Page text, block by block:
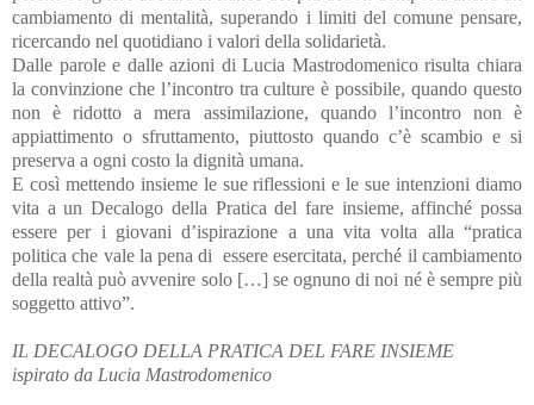
cambiamento di mentalità, superando i limiti del comune pensare,
ricercando nel quotidiano i valori della solidarietà.
Dalle parole e dalle azioni di Lucia Mastrodomenico risulta chiara
la convinzione che l’incontro tra culture è possibile, quando questo
non è ridotto a mera assimilazione, quando l’incontro non è
appiattimento o sfruttamento, piuttosto quando c’è scambio e si
preserva a ogni costo la dignità umana.
E così mettendo insieme le sue riflessioni e le sue intenzioni diamo
vita a un Decalogo della Pratica del fare insieme, affinché possa
essere per i giovani d’ispirazione a una vita volta alla “pratica
politica che vale la pena di essere esercitata, perché il cambiamento
della realtà può avvenire solo […] se ognuno di noi né è sempre più
soggetto attivo”.
IL DECALOGO DELLA PRATICA DEL FARE INSIEME
ispirato da Lucia Mastrodomenico